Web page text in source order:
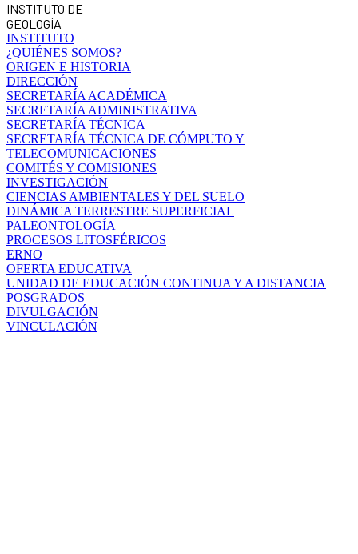
INSTITUTO DE
GEOLOGÍA
INSTITUTO
¿QUIÉNES SOMOS?
ORIGEN E HISTORIA
DIRECCIÓN
SECRETARÍA ACADÉMICA
SECRETARÍA ADMINISTRATIVA
SECRETARÍA TÉCNICA
SECRETARÍA TÉCNICA DE CÓMPUTO Y
TELECOMUNICACIONES
COMITÉS Y COMISIONES
INVESTIGACIÓN
CIENCIAS AMBIENTALES Y DEL SUELO
DINÁMICA TERRESTRE SUPERFICIAL
PALEONTOLOGÍA
PROCESOS LITOSFÉRICOS
ERNO
OFERTA EDUCATIVA
UNIDAD DE EDUCACIÓN CONTINUA Y A DISTANCIA
POSGRADOS
DIVULGACIÓN
VINCULACIÓN